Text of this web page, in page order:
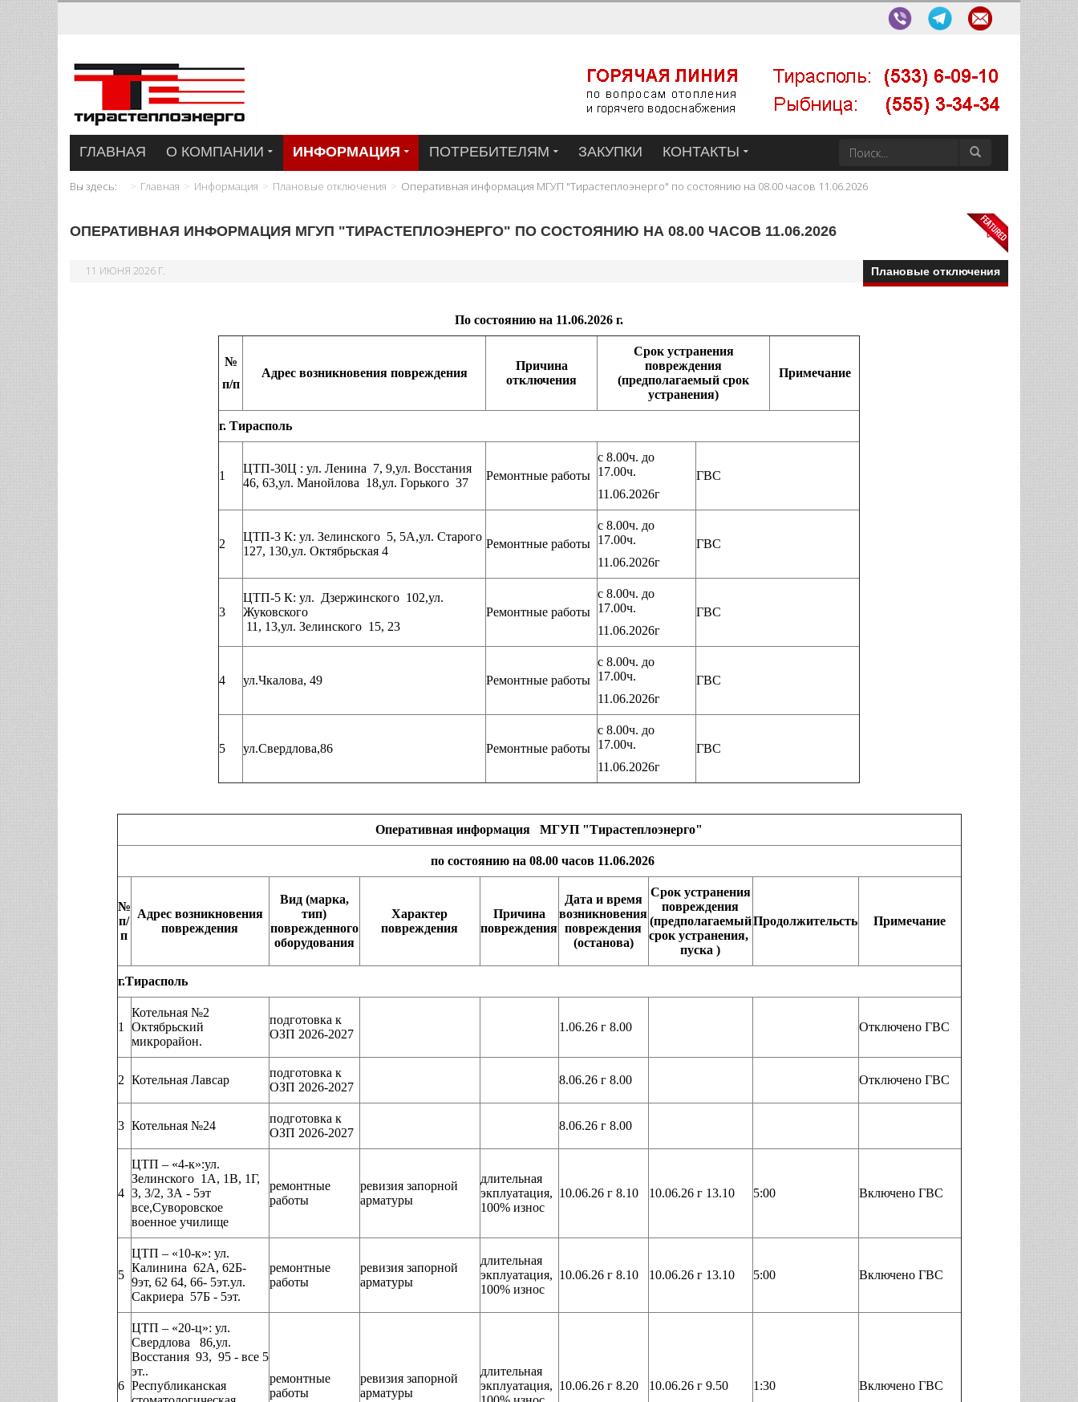
ГЛАВНАЯ О КОМПАНИИ ИНФОРМАЦИЯ ПОТРЕБИТЕЛЯМ ЗАКУПКИ КОНТАКТЫ
Вы здесь: Главная Информация Плановые отключения Оперативная информация МГУП "Тирастеплоэнерго" по состоянию на 08.00 часов 11.06.2026
ОПЕРАТИВНАЯ ИНФОРМАЦИЯ МГУП "ТИРАСТЕПЛОЭНЕРГО" ПО СОСТОЯНИЮ НА 08.00 ЧАСОВ 11.06.2026
Плановые отключения
11 ИЮНЯ 2026 Г.
По состоянию на 11.06.2026 г.
№
п/п
Адрес возникновения повреждения
Причина
отключения
Срок устранения
повреждения
(предполагаемый срок
устранения)
Примечание
г. Тирасполь
1
ЦТП-30Ц : ул. Ленина 7, 9,ул. Восстания
46, 63,ул. Манойлова 18,ул. Горького 37
Ремонтные работы
с 8.00ч. до
17.00ч.
11.06.2026г
ГВС
2
ЦТП-3 К: ул. Зелинского 5, 5А,ул. Старого
127, 130,ул. Октябрьская 4
Ремонтные работы
с 8.00ч. до
17.00ч.
11.06.2026г
ГВС
3
ЦТП-5 К: ул. Дзержинского 102,ул.
Жуковского
11, 13,ул. Зелинского 15, 23
Ремонтные работы
с 8.00ч. до
17.00ч.
11.06.2026г
ГВС
4 ул.Чкалова, 49 Ремонтные работы
с 8.00ч. до
17.00ч.
11.06.2026г
ГВС
5 ул.Свердлова,86 Ремонтные работы
с 8.00ч. до
17.00ч.
11.06.2026г
ГВС
Оперативная информация МГУП "Тирастеплоэнерго"
по состоянию на 08.00 часов 11.06.2026
№
п/
п
Адрес возникновения
повреждения
Вид (марка,
тип)
поврежденного
оборудования
Характер
повреждения
Причина
повреждения
Дата и время
возникновения
повреждения
(останова)
Срок устранения
повреждения
(предполагаемый
срок устранения,
пуска )
Продолжительсть Примечание
г.Тирасполь
1
Котельная №2
Октябрьский
микрорайон.
подготовка к
ОЗП 2026-2027
1.06.26 г 8.00 Отключено ГВС
2 Котельная Лавсар
подготовка к
ОЗП 2026-2027
8.06.26 г 8.00 Отключено ГВС
3 Котельная №24
подготовка к
ОЗП 2026-2027
8.06.26 г 8.00
4
ЦТП – «4-к»:ул.
Зелинского 1А, 1В, 1Г,
3, 3/2, 3А - 5эт
все,Суворовское
военное училище
ремонтные
работы
ревизия запорной
арматуры
длительная
экплуатация,
100% износ
10.06.26 г 8.10 10.06.26 г 13.10 5:00 Включено ГВС
5
ЦТП – «10-к»: ул.
Калинина 62А, 62Б-
9эт, 62 64, 66- 5эт.ул.
Сакриера 57Б - 5эт.
ремонтные
работы
ревизия запорной
арматуры
длительная
экплуатация,
100% износ
10.06.26 г 8.10 10.06.26 г 13.10 5:00 Включено ГВС
6
ЦТП – «20-ц»: ул.
Свердлова 86,ул.
Восстания 93, 95 - все 5
эт..
Республиканская
ремонтные
работы
ревизия запорной
арматуры
длительная
экплуатация, 10.06.26 г 8.20 10.06.26 г 9.50 1:30 Включено ГВС